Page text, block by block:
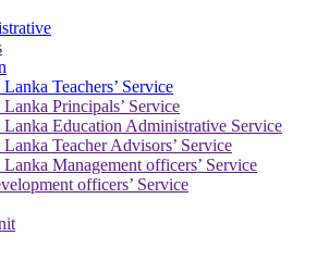
Lanka Teachers’ Service
Lanka Principals’ Service
Lanka Education Administrative Service
Lanka Teacher Advisors’ Service
Lanka Management officers’ Service
officers’ Service